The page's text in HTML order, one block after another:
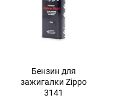
Бензин для
зажигалки Zippo
3141